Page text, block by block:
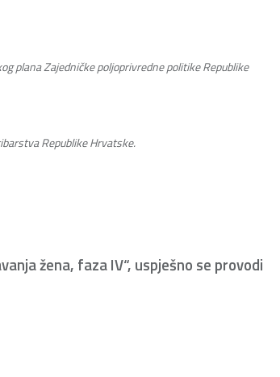
plana Zajedničke poljoprivredne politike Republike
Republike Hrvatske.
žena, faza IV“, uspješno se provodi